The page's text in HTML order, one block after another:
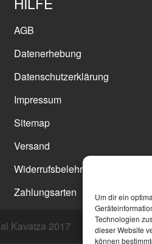
Um dir ein
Technologien
dieser Website
können
AGB
Datenerhebung
Datenschutzerklärung
Impressum
Sitemap
Versand
Widerrufsbelehrung
Zahlungsarten
Kavatza 2017